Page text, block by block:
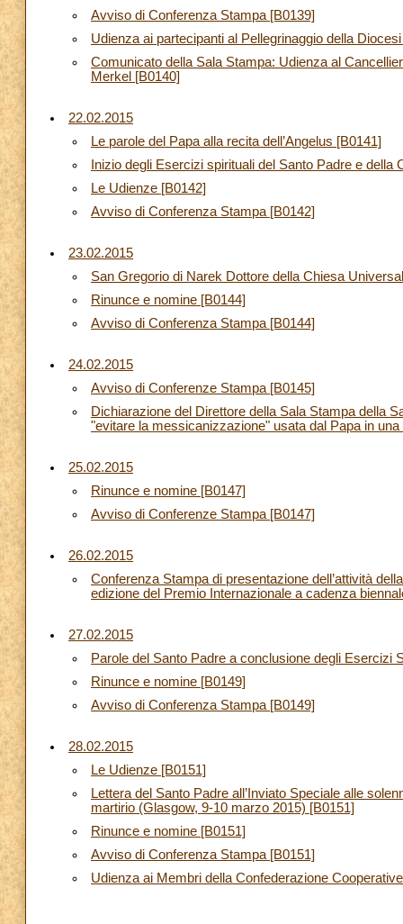
Avviso di Conferenza Stampa [B0139]
Udienza ai partecipanti al Pellegrinaggio della
Comunicato della Sala Stampa: Udienza al
Merkel [B0140]
22.02.2015
Le parole del Papa alla recita dell’Angelus [B0141]
Inizio degli Esercizi spirituali del Santo Padre e della
Le Udienze [B0142]
Avviso di Conferenza Stampa [B0142]
23.02.2015
San Gregorio di Narek Dottore della Chiesa
Rinunce e nomine [B0144]
Avviso di Conferenza Stampa [B0144]
24.02.2015
Avviso di Conferenze Stampa [B0145]
Dichiarazione del Direttore della Sala Stampa della
"evitare la messicanizzazione" usata dal Papa in
25.02.2015
Rinunce e nomine [B0147]
Avviso di Conferenze Stampa [B0147]
26.02.2015
Conferenza Stampa di presentazione dell’attività
edizione del Premio Internazionale a cadenza
27.02.2015
Parole del Santo Padre a conclusione degli Esercizi
Rinunce e nomine [B0149]
Avviso di Conferenza Stampa [B0149]
28.02.2015
Le Udienze [B0151]
Lettera del Santo Padre all’Inviato Speciale alle
martirio (Glasgow, 9-10 marzo 2015) [B0151]
Rinunce e nomine [B0151]
Avviso di Conferenza Stampa [B0151]
Udienza ai Membri della Confederazione